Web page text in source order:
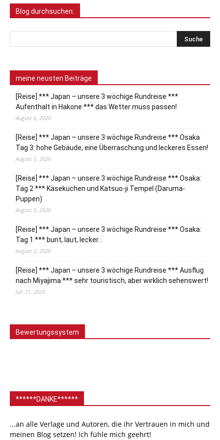
Blog durchsuchen:
meine neusten Beiträge
[Reise] *** Japan – unsere 3 wöchige Rundreise ***
Aufenthalt in Hakone *** das Wetter muss passen!
August 6, 2026
[Reise] *** Japan – unsere 3 wöchige Rundreise *** Osaka
Tag 3: hohe Gebäude, eine Überraschung und leckeres Essen!
August 5, 2026
[Reise] *** Japan – unsere 3 wöchige Rundreise *** Osaka:
Tag 2 *** Käsekuchen und Katsuo-ji Tempel (Daruma-
Puppen)
August 3, 2026
[Reise] *** Japan – unsere 3 wöchige Rundreise *** Osaka:
Tag 1 *** bunt, laut, lecker…
August 2, 2026
[Reise] *** Japan – unsere 3 wöchige Rundreise *** Ausflug
nach Miyajima *** sehr touristisch, aber wirklich sehenswert!
Juli 31, 2026
Bewertungssystem
******DANKE******
...an alle Verlage und Autoren, die ihr Vertrauen in mich und
meinen Blog setzen! Ich fühle mich geehrt!